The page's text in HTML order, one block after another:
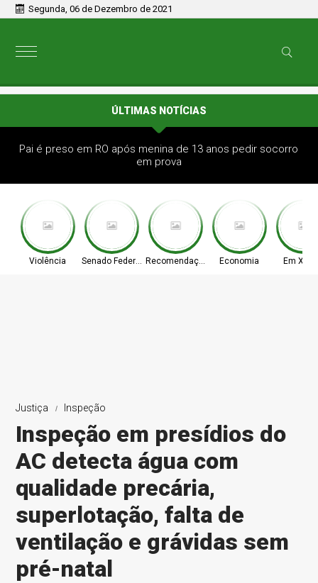
Segunda, 06 de Dezembro de 2021
ÚLTIMAS NOTÍCIAS
Pai é preso em RO após menina de 13 anos pedir socorro
em prova
Violência Senado Federal Recomendação Economia Em
Justiça Inspeção
Inspeção em presídios do
AC detecta água com
qualidade precária,
superlotação, falta de
ventilação e grávidas sem
pré-natal